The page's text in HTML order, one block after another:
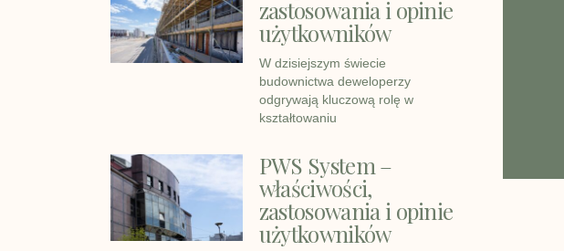
zastosowania i opinie
użytkowników
W dzisiejszym świecie
budownictwa deweloperzy
odgrywają kluczową rolę w
kształtowaniu
PWS System –
właściwości,
zastosowania i opinie
użytkowników